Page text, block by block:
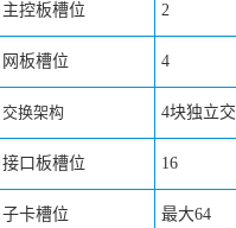
主控板槽位 2
网板槽位 4
交换架构 4块独立
接口板槽位 16
子卡槽位 最大64